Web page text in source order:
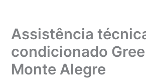
Assistência
condicionado
Monte Alegre